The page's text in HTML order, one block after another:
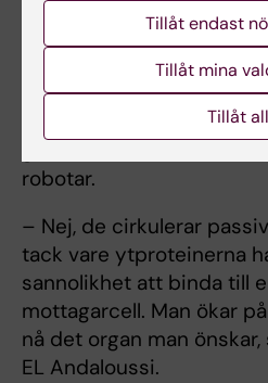
Nästa steg var att
montera målstyrande
av exosomerna. Det
robotar.
– Nej, de cirkulerar
tack vare ytproteinerna
sannolikhet att binda till
mottagarcell. Man ökar
nå det organ man önskar,
EL Andaloussi.
Tillåt endast
Tillåt mina
Tillåt